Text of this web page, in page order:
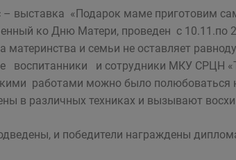
– выставка «Подарок маме приготовим
ко Дню Матери, проведен с 10.11.по
материнства и семьи не оставляет
воспитанники и сотрудники МКУ СРЦН
работами можно было полюбоваться
в различных техниках и вызывают
и победители награждены